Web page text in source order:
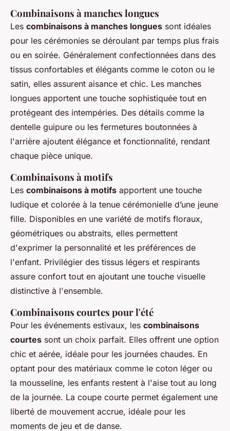
Combinaisons à manches longues
Les combinaisons à manches longues sont idéales
pour les cérémonies se déroulant par temps plus frais
ou en soirée. Généralement confectionnées dans des
tissus confortables et élégants comme le coton ou le
satin, elles assurent aisance et chic. Les manches
longues apportent une touche sophistiquée tout en
protégeant des intempéries. Des détails comme la
dentelle guipure ou les fermetures boutonnées à
l'arrière ajoutent élégance et fonctionnalité, rendant
chaque pièce unique.
Combinaisons à motifs
Les combinaisons à motifs apportent une touche
ludique et colorée à la tenue cérémonielle d’une jeune
fille. Disponibles en une variété de motifs floraux,
géométriques ou abstraits, elles permettent
d'exprimer la personnalité et les préférences de
l'enfant. Privilégier des tissus légers et respirants
assure confort tout en ajoutant une touche visuelle
distinctive à l'ensemble.
Combinaisons courtes pour l'été
Pour les événements estivaux, les combinaisons
courtes sont un choix parfait. Elles offrent une option
chic et aérée, idéale pour les journées chaudes. En
optant pour des matériaux comme le coton léger ou
la mousseline, les enfants restent à l'aise tout au long
de la journée. La coupe courte permet également une
liberté de mouvement accrue, idéale pour les
moments de jeu et de danse.